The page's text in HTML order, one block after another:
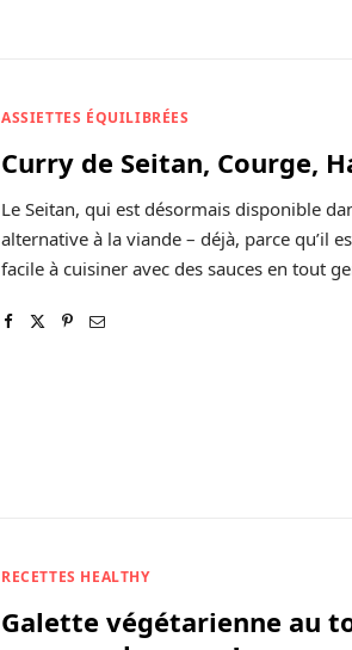
ASSIETTES ÉQUILIBRÉES
Curry de Seitan, Courge,
Le Seitan, qui est désormais disponible
alternative à la viande – déjà, parce qu’il
facile à cuisiner avec des sauces en tout
RECETTES HEALTHY
Galette végétarienne au